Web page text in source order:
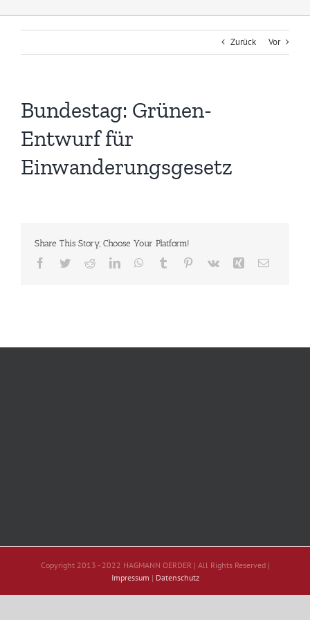
Zurück Vor
Bundestag: Grünen-
Entwurf für
Einwanderungsgesetz
Share This Story, Choose Your Platform!
Facebook
TwitterRedditLinkedInWhatsApp
Tumblr Pinterest
Vk Xing E-
Copyright 2013 - 2022 HAGMANN OERDER | All Rights Reserved |
Impressum | Datenschutz